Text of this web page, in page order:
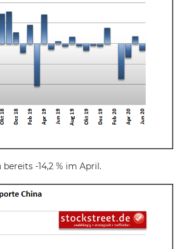
-14,2 % im April.